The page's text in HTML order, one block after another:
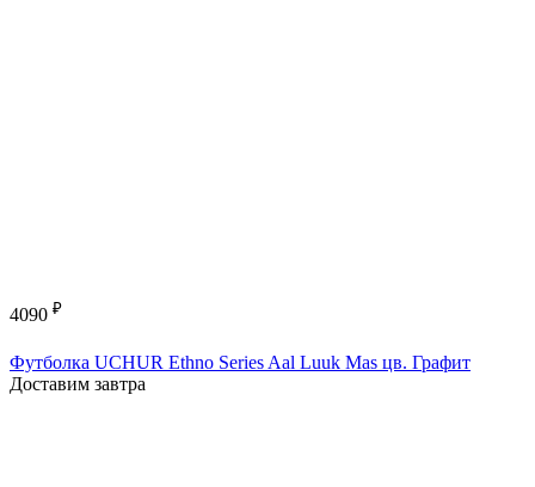
4090 ₽
Футболка UCHUR Ethno Series Aal Luuk Mas цв. Графит
Доставим завтра